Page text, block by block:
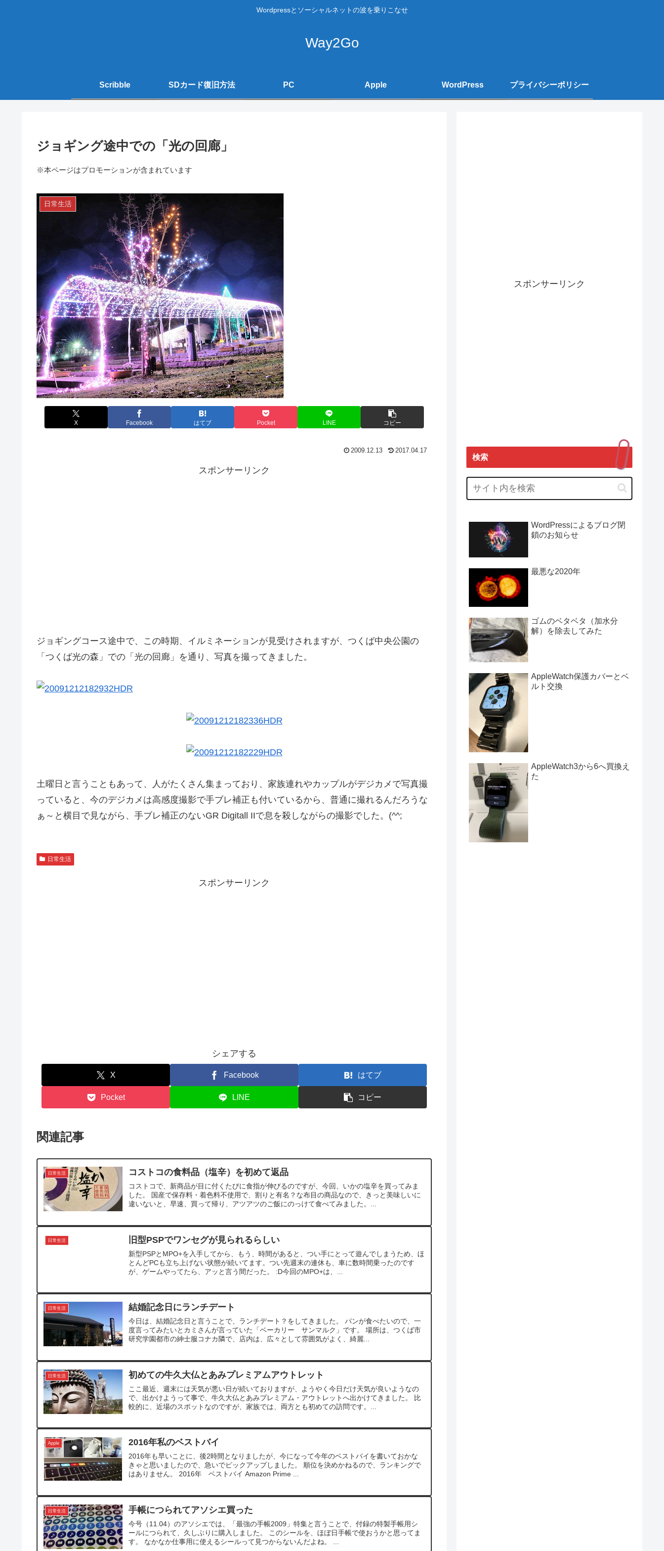
Wordpressとソーシャルネットの波を乗りこなせ
Way2Go
Scribble SDカード復旧方法 PC Apple WordPress プライバシーポリシー
ジョギング途中での「光の回廊」
※本ページはプロモーションが含まれています
日常生活
X Facebook はてブ Pocket LINE コピー
2009.12.13 2017.04.17
スポンサーリンク
ジョギングコース途中で、この時期、イルミネーションが見受けされますが、つくば中央公園の
「つくば光の森」での「光の回廊」を通り、写真を撮ってきました。
土曜日と言うこともあって、人がたくさん集まっており、家族連れやカップルがデジカメで写真撮
っていると、今のデジカメは高感度撮影で手ブレ補正も付いているから、普通に撮れるんだろうな
ぁ～と横目で見ながら、手ブレ補正のないGR Digitall IIで息を殺しながらの撮影でした。(^^;
日常生活
スポンサーリンク
シェアする
X Facebook はてブ
Pocket LINE コピー
関連記事
日常生活 コストコの食料品（塩辛）を初めて返品
コストコで、新商品が目に付くたびに食指が伸びるのですが、今回、いかの塩辛を買ってみま
した。 国産で保存料・着色料不使用で、割りと有名？な布目の商品なので、きっと美味しいに
違いないと、早速、買って帰り、アツアツのご飯にのっけて食べてみました。...
日常生活 旧型PSPでワンセグが見られるらしい
新型PSPとMPO+を入手してから、もう、時間があると、つい手にとって遊んでしまうため、ほ
とんどPCも立ち上げない状態が続いてます。つい先週末の連休も、車に数時間乗ったのです
が、ゲームやってたら、アッと言う間だった。 :D今回のMPO+は、...
日常生活 結婚記念日にランチデート
今日は、結婚記念日と言うことで、ランチデート？をしてきました。 パンが食べたいので、一
度言ってみたいとカミさんが言っていた「ベーカリー サンマルク」です。 場所は、つくば市
研究学園都市の紳士服コナカ隣で、店内は、広々として雰囲気がよく、綺麗...
日常生活 初めての牛久大仏とあみプレミアムアウトレット
ここ最近、週末には天気が悪い日が続いておりますが、ようやく今日だけ天気が良いようなの
で、出かけようって事で、牛久大仏とあみプレミアム・アウトレットへ出かけてきました。 比
較的に、近場のスポットなのですが、家族では、両方とも初めての訪問です。...
Apple 2016年私のベストバイ
2016年も早いことに、後2時間となりましたが、今になって今年のベストバイを書いておかな
きゃと思いましたので、急いでピックアップしました。 順位を決めかねるので、ランキングで
はありません。 2016年 ベストバイ Amazon Prime ...
日常生活 手帳につられてアソシエ買った
今号（11.04）のアソシエでは、「最強の手帳2009」特集と言うことで、付録の特製手帳用シ
ールにつられて、久しぶりに購入しました。 このシールを、ほぼ日手帳で使おうかと思ってま
す。 なかなか仕事用に使えるシールって見つからないんだよね。 ...
スポンサーリンク
検索
WordPressによるブログ閉
鎖のお知らせ
最悪な2020年
ゴムのベタベタ（加水分
解）を除去してみた
AppleWatch保護カバーとベ
ルト交換
AppleWatch3から6へ買換え
た